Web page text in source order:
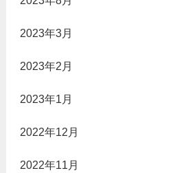
2023年3月
2023年2月
2023年1月
2022年12月
2022年11月